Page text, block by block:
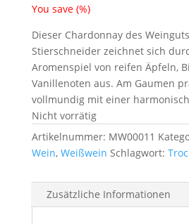
You save (%)
Dieser Chardonnay des
Stierschneider zeichnet sich
Aromenspiel von reifen Äpfeln,
Vanillenoten aus. Am Gaumen
vollmundig mit einer
Nicht vorrätig
Artikelnummer: MW00011
Wein, Weißwein Schlagwort:
Zusätzliche Informationen